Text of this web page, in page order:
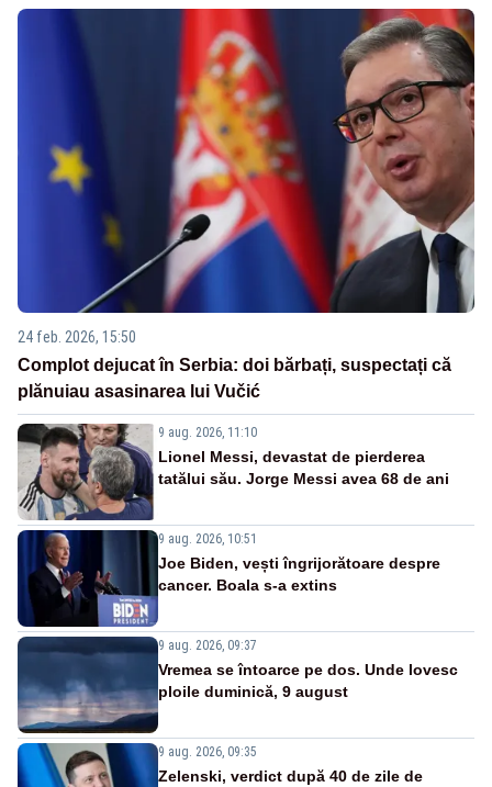
24 feb. 2026, 15:50
Complot dejucat în Serbia: doi bărbați, suspectați că
plănuiau asasinarea lui Vučić
9 aug. 2026, 11:10
Lionel Messi, devastat de pierderea
tatălui său. Jorge Messi avea 68 de ani
9 aug. 2026, 10:51
Joe Biden, vești îngrijorătoare despre
cancer. Boala s-a extins
9 aug. 2026, 09:37
Vremea se întoarce pe dos. Unde lovesc
ploile duminică, 9 august
9 aug. 2026, 09:35
Zelenski, verdict după 40 de zile de